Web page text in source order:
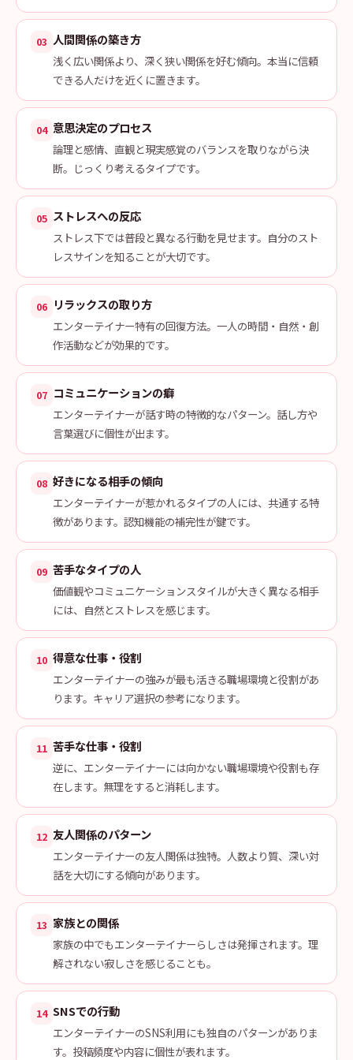
03 人間関係の築き方
浅く広い関係より、深く狭い関係を好む傾向。本当に信頼
できる人だけを近くに置きます。
04 意思決定のプロセス
論理と感情、直観と現実感覚のバランスを取りながら決
断。じっくり考えるタイプです。
05 ストレスへの反応
ストレス下では普段と異なる行動を見せます。自分のスト
レスサインを知ることが大切です。
06 リラックスの取り方
エンターテイナー特有の回復方法。一人の時間・自然・創
作活動などが効果的です。
07 コミュニケーションの癖
エンターテイナーが話す時の特徴的なパターン。話し方や
言葉選びに個性が出ます。
08 好きになる相手の傾向
エンターテイナーが惹かれるタイプの人には、共通する特
徴があります。認知機能の補完性が鍵です。
09 苦手なタイプの人
価値観やコミュニケーションスタイルが大きく異なる相手
には、自然とストレスを感じます。
10 得意な仕事・役割
エンターテイナーの強みが最も活きる職場環境と役割があ
ります。キャリア選択の参考になります。
11 苦手な仕事・役割
逆に、エンターテイナーには向かない職場環境や役割も存
在します。無理をすると消耗します。
12 友人関係のパターン
エンターテイナーの友人関係は独特。人数より質、深い対
話を大切にする傾向があります。
13 家族との関係
家族の中でもエンターテイナーらしさは発揮されます。理
解されない寂しさを感じることも。
14 SNSでの行動
エンターテイナーのSNS利用にも独自のパターンがありま
す。投稿頻度や内容に個性が表れます。